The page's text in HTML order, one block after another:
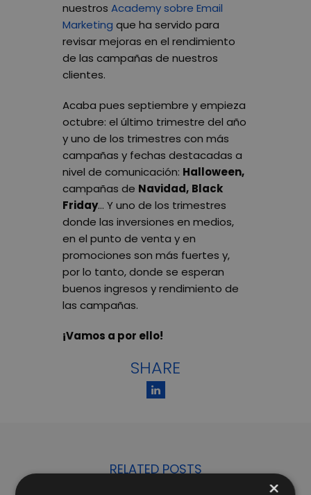
nuestros Academy sobre Email
Marketing que ha servido para
revisar mejoras en el rendimiento
de las campañas de nuestros
clientes.
Acaba pues septiembre y empieza
octubre: el último trimestre del año
y uno de los trimestres con más
campañas y fechas destacadas a
nivel de comunicación: Halloween,
campañas de Navidad, Black
Friday… Y uno de los trimestres
donde las inversiones en medios,
en el punto de venta y en
promociones son más fuertes y,
por lo tanto, donde se esperan
buenos ingresos y rendimiento de
las campañas.
¡Vamos a por ello!
SHARE
RELATED POSTS
×